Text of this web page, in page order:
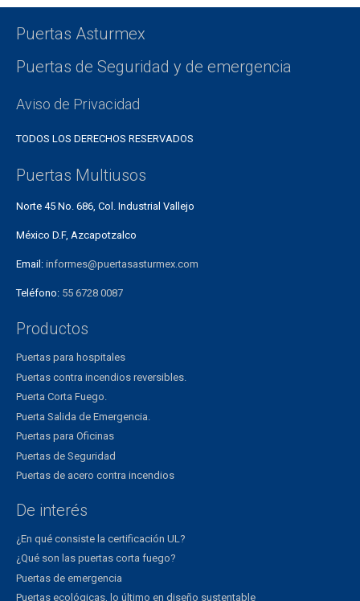
Puertas Asturmex
Puertas de Seguridad y de emergencia
Aviso de Privacidad
TODOS LOS DERECHOS RESERVADOS
Puertas Multiusos
Norte 45 No. 686, Col. Industrial Vallejo
México D.F, Azcapotzalco
Email: informes@puertasasturmex.com
Teléfono: 55 6728 0087
Productos
Puertas para hospitales
Puertas contra incendios reversibles.
Puerta Corta Fuego.
Puerta Salida de Emergencia.
Puertas para Oficinas
Puertas de Seguridad
Puertas de acero contra incendios
De interés
¿En qué consiste la certificación UL?
¿Qué son las puertas corta fuego?
Puertas de emergencia
Puertas ecológicas, lo último en diseño sustentable